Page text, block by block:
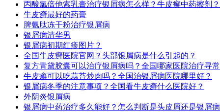
丙酸氯倍他索乳膏治疗银屑病怎么样？牛皮癣中药擦剂？
牛皮癣最好的药膏
脾氨肽冻干粉治疗银屑病
银屑病清华男
银屑病初期红疹图片？
全国牛皮癣医院官网？头部银屑病是什么引起的？
复方青黛胶囊可以治疗银屑病吗？全国哪家医院治疗寻
牛皮癣可以吃蒜苔炒肉吗？全国治银屑病医院哪里好？
银屑病冬季的注意事项？全国看牛皮癣什么医院好？
外阴炎银屑病
银屑病中药治疗多久能好？怎么判断是头皮屑还是银屑